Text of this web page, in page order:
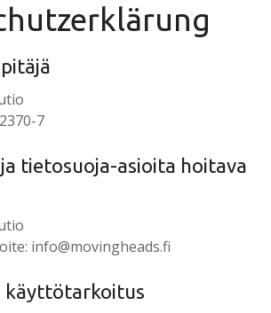
7
tietosuoja-asioita hoitava
​info@movingheads.fi
käyttötarkoitus